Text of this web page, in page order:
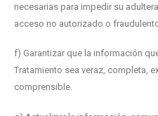
necesarias para impedir su
acceso no autorizado o
f) Garantizar que la información
Tratamiento sea veraz, completa,
comprensible.